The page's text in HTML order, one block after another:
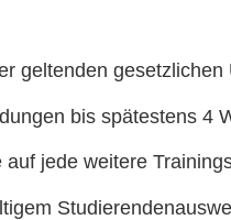
geltenden gesetzlichen
bis spätestens 4
auf jede weitere